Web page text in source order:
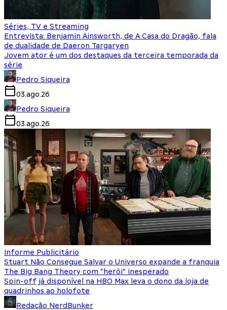
Séries, TV e Streaming
Entrevista: Benjamin Ainsworth, de A Casa do Dragão, fala
de dualidade de Daeron Targaryen
Jovem ator é um dos destaques da terceira temporada da
série
Pedro Siqueira
03.ago.26
Pedro Siqueira
03.ago.26
Informe Publicitário
Stuart Não Consegue Salvar o Universo expande a franquia
The Big Bang Theory com “herói” inesperado
Spin-off já disponível na HBO Max leva o dono da loja de
quadrinhos ao holofote
Redação NerdBunker